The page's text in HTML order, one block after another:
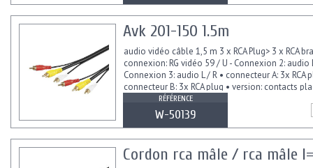
Avk 201-150 1.5m
audio vidéo câble 1,5 m 3 x RCA Plug> 3 x RCA
connexion: RG vidéo 59 / U - Connexion 2: audio
Connexion 3: audio L / R • connecteur A: 3x RCA
connecteur B: 3x RCA plug • version: contacts
RÉFÉRENCE
W-50139
Cordon rca mâle / rca mâle